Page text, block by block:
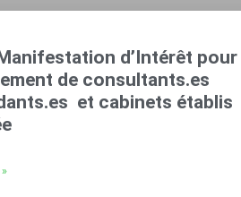
d’Intérêt pour
de consultants.es
et cabinets établis